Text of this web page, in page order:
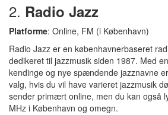
2. Radio Jazz
Platforme: Online, FM (i København)
Radio Jazz er en københavnerbaseret
dedikeret til jazzmusik siden 1987. Med
kendinge og nye spændende jazznavne
valg, hvis du vil have varieret jazzmusik
sender primært online, men du kan også
MHz i København og omegn.